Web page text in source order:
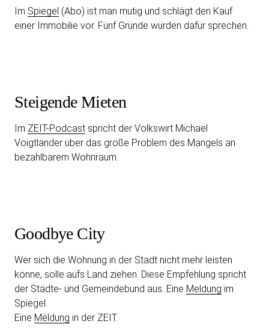
Im Spiegel (Abo) ist man mutig und schlägt den Kauf
einer Immobilie vor. Fünf Gründe würden dafür sprechen.
Steigende Mieten
Im ZEIT-Podcast spricht der Volkswirt Michael
Voigtländer über das große Problem des Mangels an
bezahlbarem Wohnraum.
Goodbye City
Wer sich die Wohnung in der Stadt nicht mehr leisten
könne, solle aufs Land ziehen. Diese Empfehlung spricht
der Städte- und Gemeindebund aus. Eine Meldung im
Spiegel.
Eine Meldung in der ZEIT.